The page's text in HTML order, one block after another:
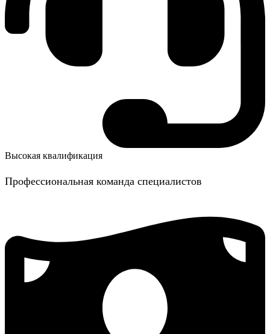
Высокая квалификация
Профессиональная команда специалистов